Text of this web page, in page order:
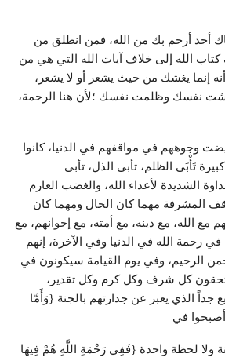
أحد أرحم بك من الله، فمن انطلق من
الله إلى خلاف آيات الله التي هي من
إنما يغشك من حيث يشعر أو لا يشعر،
نفسك وظلمت نفسك ؛لأن هنا الرحمة،
ابْيَضَّتْ وُجُوهُهُمْ فَفِي رَحْمَةِ اللَّهِ هُمْ فِيهَا خَالِدُونَ} (آل عمران:107) ابيضت وجوههم في مواقفهم في الدنيا، كانوا
تَأْبَى الظلم، تأبى الذل، تأبى
الشديدة لأعداء الله، والغضب العارم
المشرفة مهما كان الحال ومهما كان
مع الله، مع دينه، مع أمته، مع إخوانهم، مع
رحمة الله في الدنيا وفي الآخرة، إنهم
الرحيم، وفي يوم القيامة سيكونون في
كل شرف وكل كرم وكل تقدير،
جداً الذي يعبر عن جدارتهم بالجنة {وَأَمَّا
ولا لحظة واحدة {فَفِي رَحْمَةِ اللَّهِ هُمْ فِيهَا